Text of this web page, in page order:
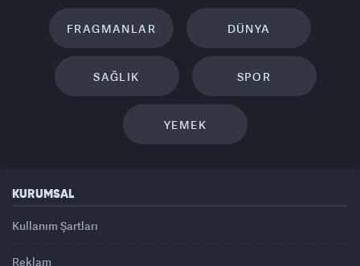
FRAGMANLAR DÜNYA
SAĞLIK SPOR
YEMEK
KURUMSAL
Kullanım Şartları
Reklam